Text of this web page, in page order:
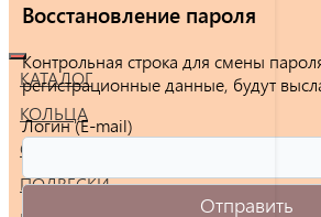
КАТАЛОГ
КОЛЬЦА
СЕРЬГИ
ПОДВЕСКИ
Восстановление пароля
Контрольная строка для смены
регистрационные данные, будут
Логин (E-mail)